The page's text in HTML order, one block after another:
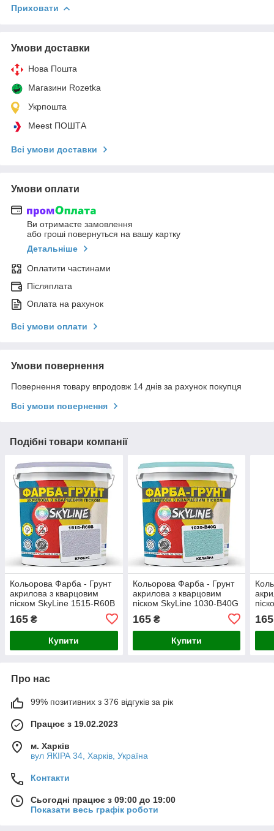
Приховати
Умови доставки
Нова Пошта
Магазини Rozetka
Укрпошта
Meest ПОШТА
Всі умови доставки
Умови оплати
Ви отримаєте замовлення
або гроші повернуться на вашу картку
Детальніше
Оплатити частинами
Післяплата
Оплата на рахунок
Всі умови оплати
Умови повернення
Повернення товару впродовж 14 днів за рахунок покупця
Всі умови повернення
Подібні товари компанії
Кольорова Фарба - Грунт
акрилова з кварцовим
піском SkyLine 1515-R60B
165 ₴
Купити
Кольорова Фарба - Грунт
акрилова з кварцовим
піском SkyLine 1030-B40G
165₴
Купити
165
Про нас
99% позитивних з 376 відгуків за рік
Працює з 19.02.2023
м. Харків
вул ЯКІРА 34, Харків, Україна
Контакти
Сьогодні працює з 09:00 до 19:00
Показати весь графік роботи